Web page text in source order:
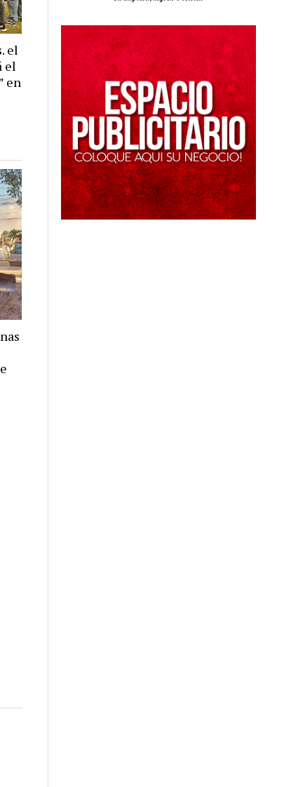
el
el
en